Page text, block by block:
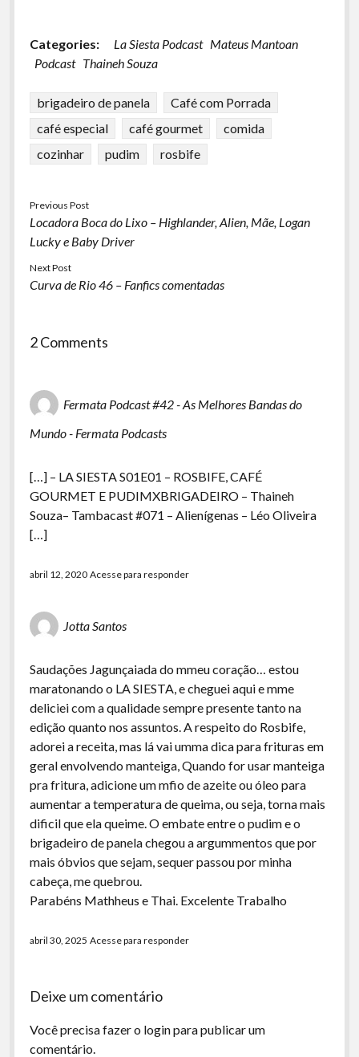
Categories: La Siesta Podcast Mateus Mantoan
Podcast Thaineh Souza
brigadeiro de panela
Café com Porrada
café especial
café gourmet
comida
cozinhar
pudim rosbife
Previous Post
Locadora Boca do Lixo – Highlander, Alien, Mãe, Logan
Lucky e Baby Driver
Next Post
Curva de Rio 46 – Fanfics comentadas
2 Comments
Fermata Podcast #42 - As Melhores Bandas do
Mundo - Fermata Podcasts
[…] – LA SIESTA S01E01 – ROSBIFE, CAFÉ
GOURMET E PUDIMXBRIGADEIRO – Thaineh
Souza– Tambacast #071 – Alienígenas – Léo Oliveira
[…]
abril 12, 2020 Acesse para responder
Jotta Santos
Saudações Jagunçaiada do mmeu coração… estou
maratonando o LA SIESTA, e cheguei aqui e mme
deliciei com a qualidade sempre presente tanto na
edição quanto nos assuntos. A respeito do Rosbife,
adorei a receita, mas lá vai umma dica para frituras em
geral envolvendo manteiga, Quando for usar manteiga
pra fritura, adicione um mfio de azeite ou óleo para
aumentar a temperatura de queima, ou seja, torna mais
dificil que ela queime. O embate entre o pudim e o
brigadeiro de panela chegou a argummentos que por
mais óbvios que sejam, sequer passou por minha
cabeça, me quebrou.
Parabéns Mathheus e Thai. Excelente Trabalho
abril 30, 2025 Acesse para responder
Deixe um comentário
Você precisa fazer o loginpara publicar um
comentário.